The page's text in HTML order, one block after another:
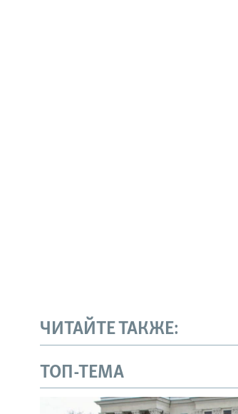
ЧИТАЙТЕ ТАКЖЕ:
ТОП-ТЕМА